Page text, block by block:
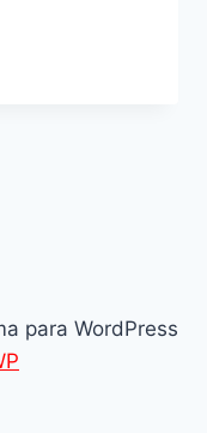
para WordPress